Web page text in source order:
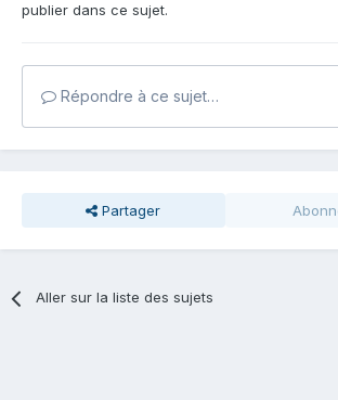
publier dans ce sujet.
Répondre à ce sujet…
Partager
Aller sur la liste des sujets